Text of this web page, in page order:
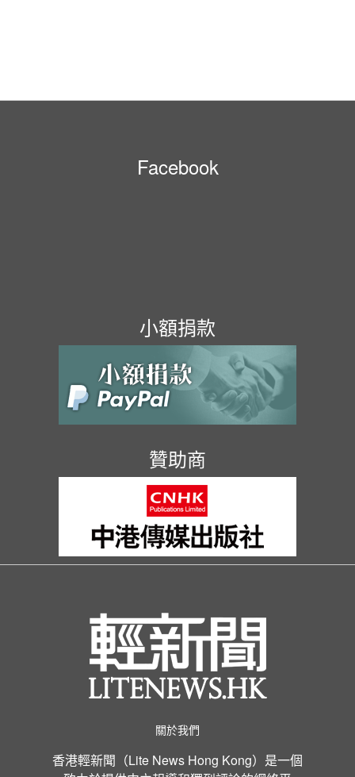
Facebook
小額捐款
贊助商
關於我們
香港輕新聞（Lite News Hong Kong）是一個